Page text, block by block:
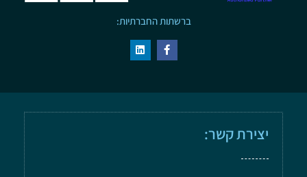
ברשתות החברתיות:
יצירת קשר: